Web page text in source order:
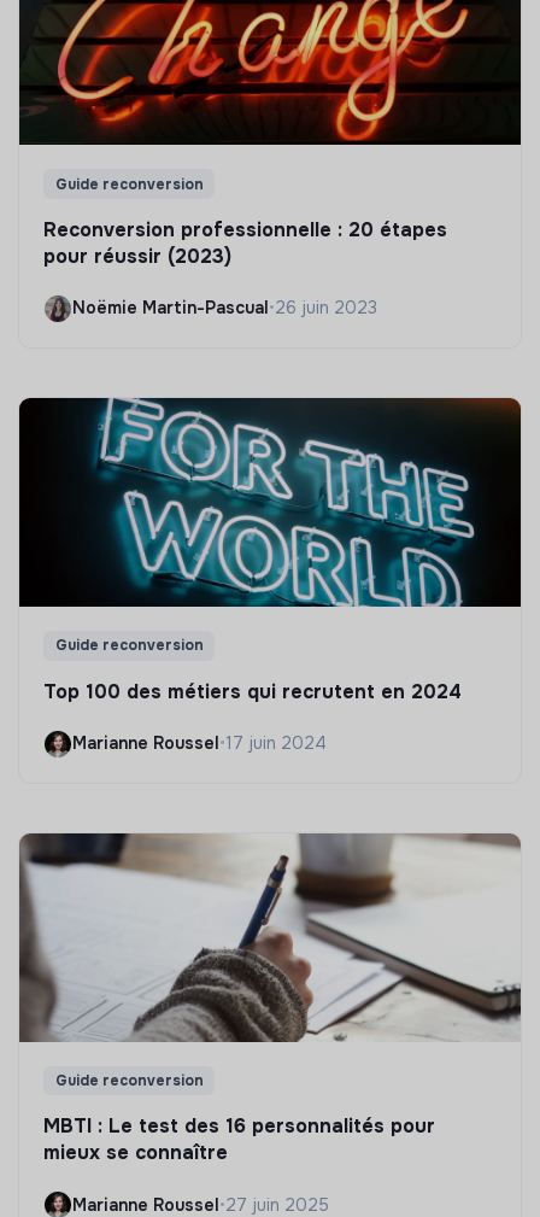
Guide reconversion
Reconversion professionnelle : 20 étapes
pour réussir (2023)
Noëmie Martin-Pascual •26 juin 2023
Guide reconversion
Top 100 des métiers qui recrutent en 2024
Marianne Roussel•17 juin 2024
Guide reconversion
MBTI : Le test des 16 personnalités pour
mieux se connaître
Marianne Roussel•27 juin 2025